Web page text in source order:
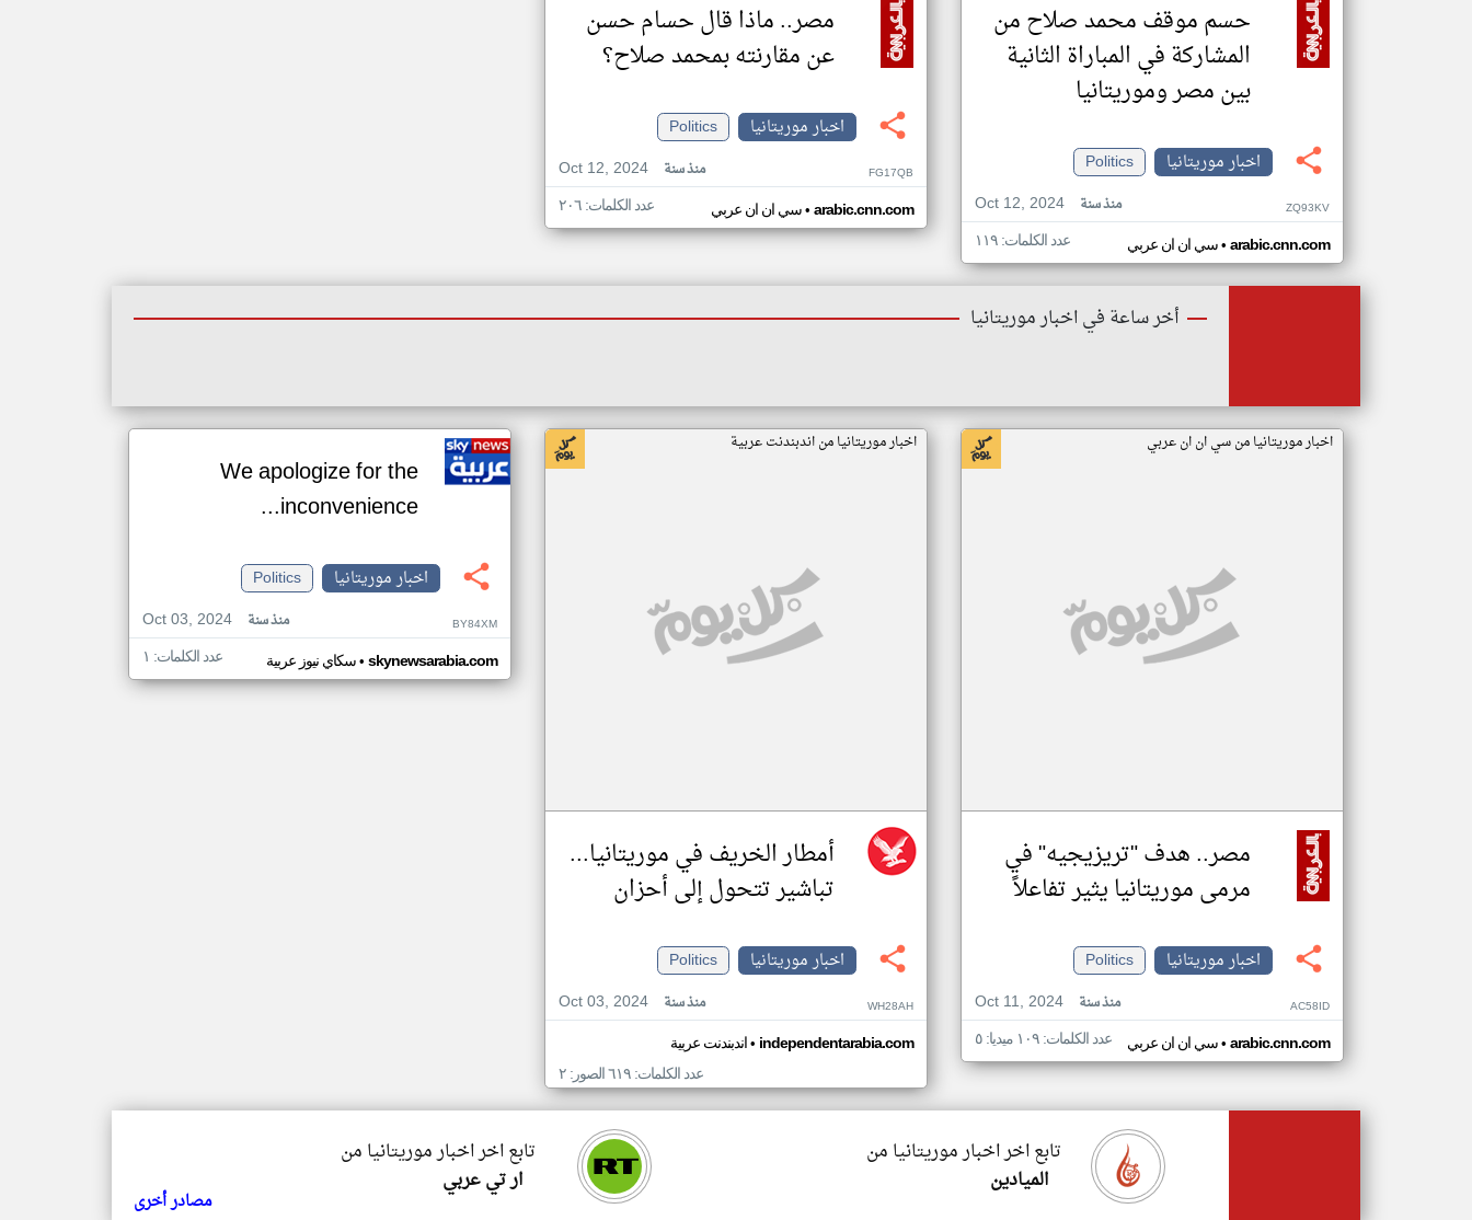
حسم موقف محمد صلاح من
المشاركة في المباراة الثانية
بين مصر وموريتانيا
اخبار موريتانيا
Politics
Oct 12, 2024
منذ سنة ZQ93KV
سي ان ان عربي• arabic.cnn.com عدد الكلمات: ١١٩
مصر.. ماذا قال حسام حسن
عن مقارنته بمحمد صلاح؟
اخبار موريتانيا
Politics
Oct 12, 2024
منذ سنة FG17QB
سي ان ان عربي• arabic.cnn.com عدد الكلمات: ٢٠٦
أخر ساعة في اخبار موريتانيا
اخبار موريتانيا من سي ان ان عربي
مصر.. هدف "تريزيجيه" في
مرمى موريتانيا يثير تفاعلاً
اخبار موريتانيا
Politics
Oct 11, 2024
منذ سنة AC58ID
سي ان ان عربي• arabic.cnn.com عدد الكلمات: ١٠٩ ميديا: ٥
اخبار موريتانيا من اندبندنت عربية
أمطار الخريف في موريتانيا...
تباشير تتحول إلى أحزان
اخبار موريتانيا
Politics
Oct 03, 2024
منذ سنة WH28AH
اندبندنت عربية• independentarabia.com
عدد الكلمات: ٦١٩ الصور: ٢
We apologize for the
inconvenience...
اخبار موريتانيا
Politics
Oct 03, 2024
منذ سنة BY84XM
سكاي نيوز عربية• skynewsarabia.com عدد الكلمات: ١
تابع اخر اخبار موريتانيا من
ار تي عربي
تابع اخر اخبار موريتانيا من
الميادين
مصادر أخرى